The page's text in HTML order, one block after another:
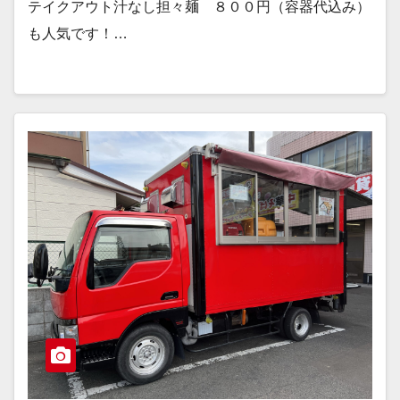
テイクアウト汁なし担々麺 ８００円（容器代込み）
も人気です！…